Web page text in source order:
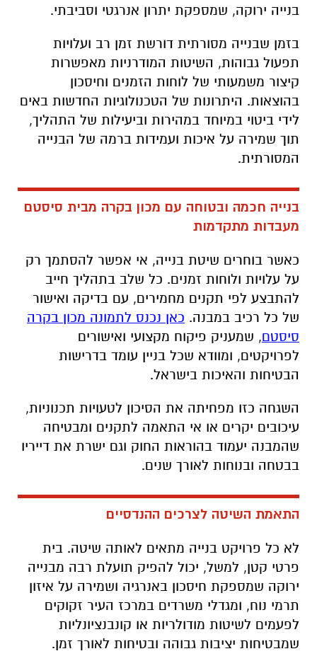
בנייה ירוקה, שמספקת יתרון אנרגטי וסביבתי.
בזמן שבנייה מסורתית דורשת זמן רב ועלויות
תפעול גבוהות, השיטות המודרניות מאפשרות
קיצור משמעותי של לוחות הזמנים וחיסכון
בהוצאות. היתרונות של הטכנולוגיות החדשות באים
לידי ביטוי במיוחד במהירות וביעילות של התהליך,
תוך שמירה על איכות ועמידות ברמה של הבנייה
המסורתית.
בנייה חכמה ובטוחה עם מכון בקרה מבית סיסטם
מעבדות מתקדמות
כאשר בוחרים שיטת בנייה, אי אפשר להסתמך רק
על עלויות ולוחות זמנים. כל שלב בתהליך חייב
להתבצע לפי תקנים מחמירים, עם בדיקה ואישור
של כל רכיב במבנה. כאן נכנס לתמונה מכון בקרה
סיסטם, שמעניק פיקוח מקצועי ואישורים
לפרויקטים, ומוודא שכל בניין עומד בדרישות
הבטיחות והאיכות בישראל.
השגחה כזו מפחיתה את הסיכון לטעויות תכנוניות,
עיכובים יקרים או אי התאמה לתקנים ומבטיחה
שהמבנה יעמוד בהוראות החוק וגם ישרת את דייריו
בבטחה ובנוחות לאורך שנים.
התאמת השיטה לצרכים ההנדסיים
לא כל פרויקט בנייה מתאים לאותה שיטה. בית
פרטי קטן, למשל, יכול להפיק תועלת רבה מבנייה
ירוקה שמספקת חיסכון באנרגיה ושמירה על איזון
תרמי נוח, ומגדלי משרדים במרכז העיר זקוקים
לפעמים לשיטות מודולריות או קונבנציונליות
שמבטיחות יציבות גבוהה ובטיחות לאורך זמן.